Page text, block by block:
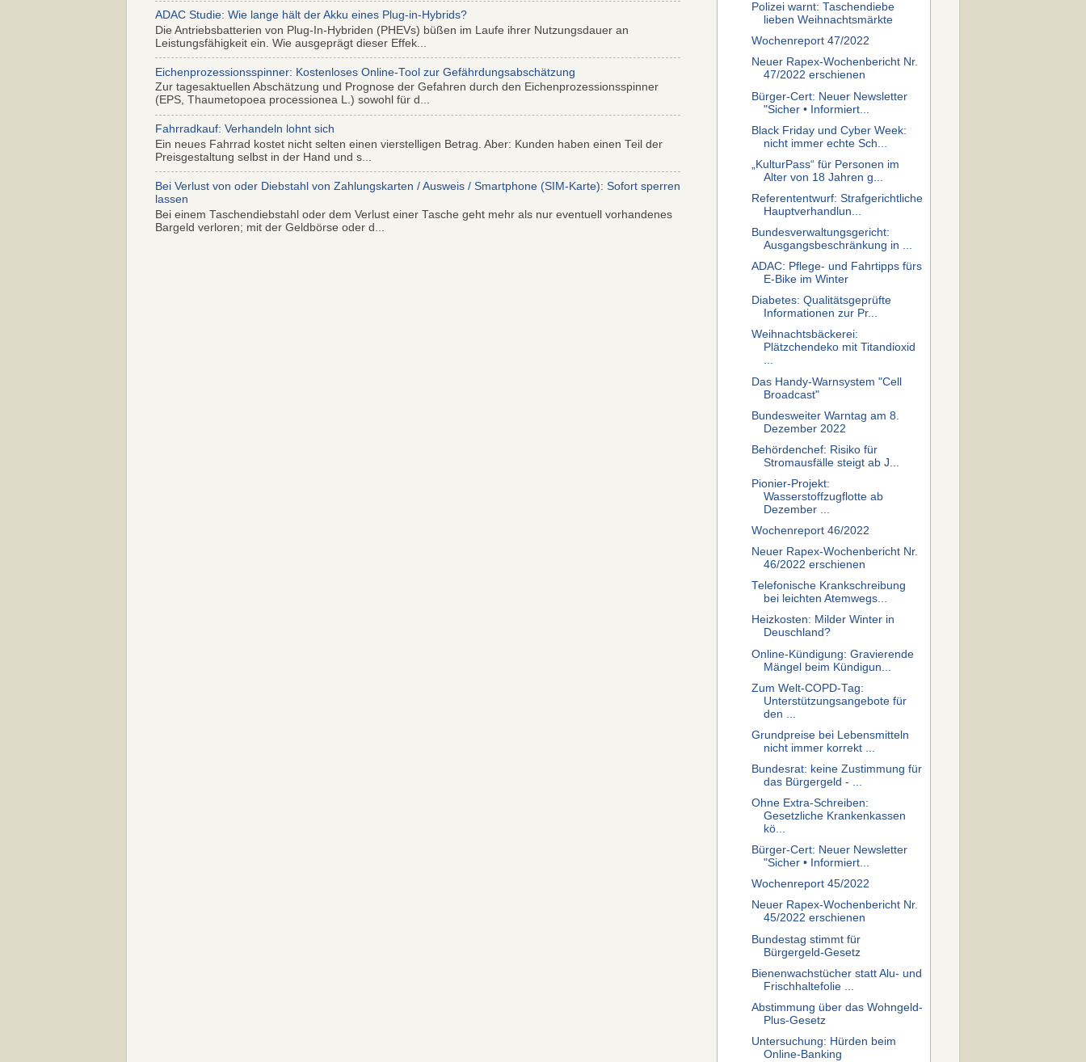
ADAC Studie: Wie lange hält der Akku eines Plug-in-Hybrids?
Die Antriebsbatterien von Plug-In-Hybriden (PHEVs) büßen im Laufe ihrer Nutzungsdauer an
Leistungsfähigkeit ein. Wie ausgeprägt dieser Effek...
Eichenprozessionsspinner: Kostenloses Online-Tool zur Gefährdungsabschätzung
Zur tagesaktuellen Abschätzung und Prognose der Gefahren durch den Eichenprozessionsspinner
(EPS, Thaumetopoea processionea L.) sowohl für d...
Fahrradkauf: Verhandeln lohnt sich
Ein neues Fahrrad kostet nicht selten einen vierstelligen Betrag. Aber: Kunden haben einen Teil der
Preisgestaltung selbst in der Hand und s...
Bei Verlust von oder Diebstahl von Zahlungskarten / Ausweis / Smartphone (SIM-Karte): Sofort sperren
lassen
Bei einem Taschendiebstahl oder dem Verlust einer Tasche geht mehr als nur eventuell vorhandenes
Bargeld verloren; mit der Geldbörse oder d...
Polizei warnt: Taschendiebe
lieben Weihnachtsmärkte
Wochenreport 47/2022
Neuer Rapex-Wochenbericht Nr.
47/2022 erschienen
Bürger-Cert: Neuer Newsletter
"Sicher • Informiert...
Black Friday und Cyber Week:
nicht immer echte Sch...
„KulturPass“ für Personen im
Alter von 18 Jahren g...
Referententwurf: Strafgerichtliche
Hauptverhandlun...
Bundesverwaltungsgericht:
Ausgangsbeschränkung in ...
ADAC: Pflege- und Fahrtipps fürs
E-Bike im Winter
Diabetes: Qualitätsgeprüfte
Informationen zur Pr...
Weihnachtsbäckerei:
Plätzchendeko mit Titandioxid
...
Das Handy-Warnsystem "Cell
Broadcast"
Bundesweiter Warntag am 8.
Dezember 2022
Behördenchef: Risiko für
Stromausfälle steigt ab J...
Pionier-Projekt:
Wasserstoffzugflotte ab
Dezember ...
Wochenreport 46/2022
Neuer Rapex-Wochenbericht Nr.
46/2022 erschienen
Telefonische Krankschreibung
bei leichten Atemwegs...
Heizkosten: Milder Winter in
Deuschland?
Online-Kündigung: Gravierende
Mängel beim Kündigun...
Zum Welt-COPD-Tag:
Unterstützungsangebote für
den ...
Grundpreise bei Lebensmitteln
nicht immer korrekt ...
Bundesrat: keine Zustimmung für
das Bürgergeld - ...
Ohne Extra-Schreiben:
Gesetzliche Krankenkassen
kö...
Bürger-Cert: Neuer Newsletter
"Sicher • Informiert...
Wochenreport 45/2022
Neuer Rapex-Wochenbericht Nr.
45/2022 erschienen
Bundestag stimmt für
Bürgergeld-Gesetz
Bienenwachstücher statt Alu- und
Frischhaltefolie ...
Abstimmung über das Wohngeld-
Plus-Gesetz
Untersuchung: Hürden beim
Online-Banking